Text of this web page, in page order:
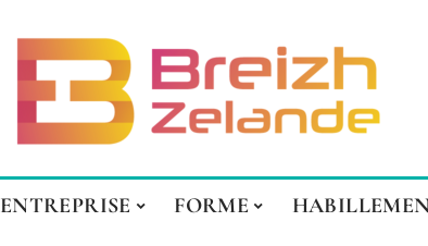
ENTREPRISE FORME